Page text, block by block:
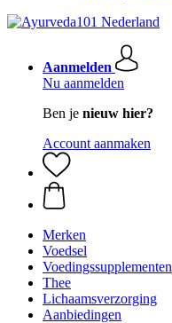
Aanmelden
Nu aanmelden
Ben je nieuw hier?
Account aanmaken
Merken
Voedsel
Voedingssupplementen
Thee
Lichaamsverzorging
Aanbiedingen